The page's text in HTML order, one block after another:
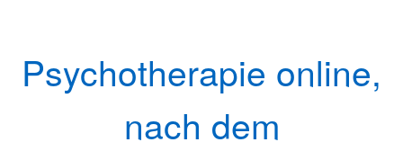
Psychotherapie online,
nach dem